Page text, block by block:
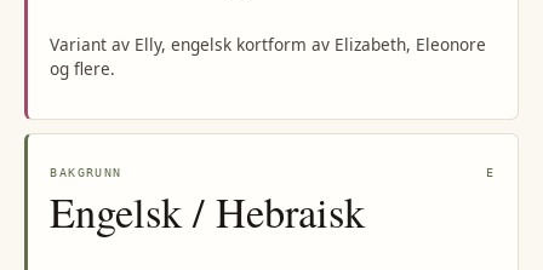
Variant av Elly, engelsk kortform av Elizabeth, Eleonore
og flere.
BAKGRUNN E
Engelsk / Hebraisk